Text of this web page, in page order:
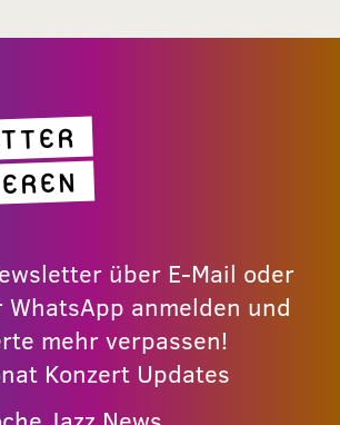
über E-Mail oder
WhatsApp anmelden und
mehr verpassen!
Konzert Updates